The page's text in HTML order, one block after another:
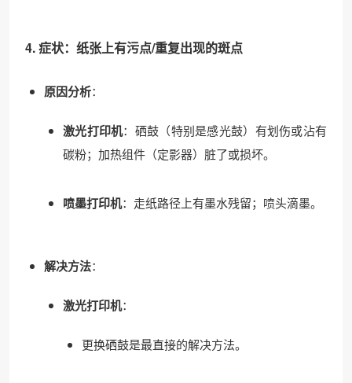
4. 症状：纸张上有污点/重复出现的斑点
原因分析：
激光打印机：硒鼓（特别是感光鼓）有划伤或沾有
碳粉；加热组件（定影器）脏了或损坏。
喷墨打印机：走纸路径上有墨水残留；喷头滴墨。
解决方法：
激光打印机：
更换硒鼓是最直接的解决方法。